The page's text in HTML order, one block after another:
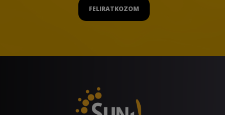
FELIRATKOZOM